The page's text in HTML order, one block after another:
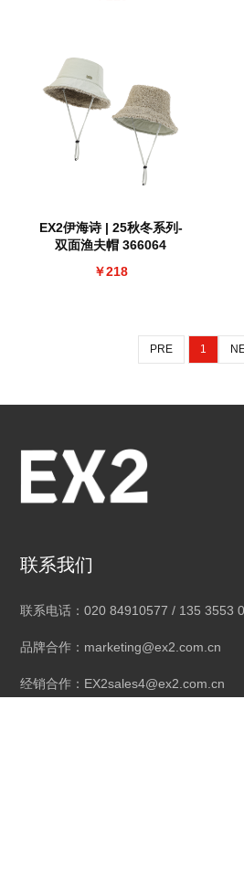
EX2伊海诗 | 25秋冬系列-
双面渔夫帽 366064
￥218
PRE 1
联系我们
联系电话：020 84910577 / 135 3553
品牌合作：marketing@ex2.com.cn
经销合作：EX2sales4@ex2.com.cn